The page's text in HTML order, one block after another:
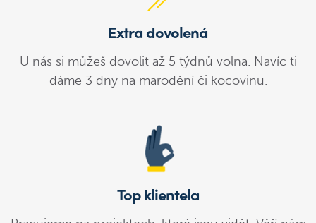
Extra dovolená
U nás si můžeš dovolit až 5 týdnů volna. Navíc ti
dáme 3 dny na marodění či kocovinu.
Top klientela